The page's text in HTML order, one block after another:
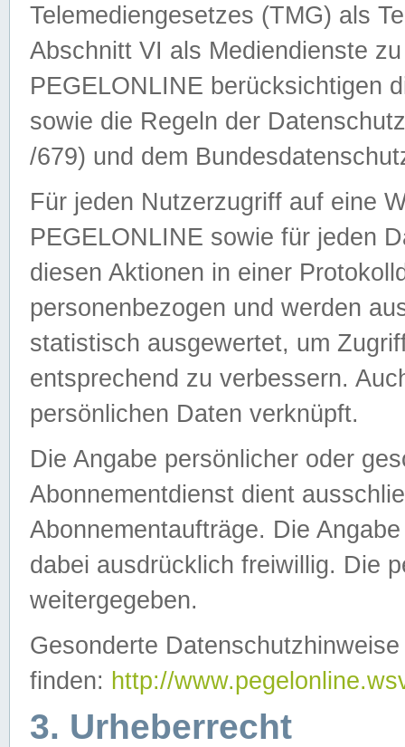
Telemediengesetzes (TMG) als
Abschnitt VI als Mediendienste
PEGELONLINE berücksichtigen
sowie die Regeln der
/679) und dem
Für jeden Nutzerzugriff auf eine
PEGELONLINE sowie für jeden
diesen Aktionen in einer
personenbezogen und werden
statistisch ausgewertet, um
entsprechend zu verbessern.
persönlichen Daten verknüpft.
Die Angabe persönlicher oder
Abonnementdienst dient
Abonnementaufträge. Die
dabei ausdrücklich freiwillig. Die
weitergegeben.
Gesonderte
finden: http://
3. Urheberrecht